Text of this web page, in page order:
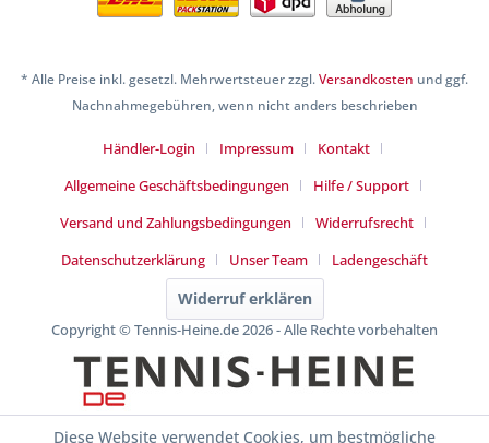
* Alle Preise inkl. gesetzl. Mehrwertsteuer zzgl.Versandkosten und ggf.
Nachnahmegebühren, wenn nicht anders beschrieben
Händler-Login Impressum
Kontakt
Allgemeine Geschäftsbedingungen
Hilfe / Support
Versand und Zahlungsbedingungen
Widerrufsrecht
Datenschutzerklärung
Unser Team Ladengeschäft
Widerruf erklären
Copyright © Tennis-Heine.de 2026 - Alle Rechte vorbehalten
Diese Website verwendet Cookies, um bestmögliche